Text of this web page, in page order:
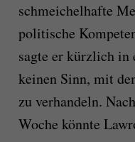
schmeichelhafte
politische
sagte er kürzlich in
keinen Sinn, mit
zu verhandeln.
Woche könnte